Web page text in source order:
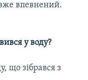
впевнений.
у воду?
що зібрався з